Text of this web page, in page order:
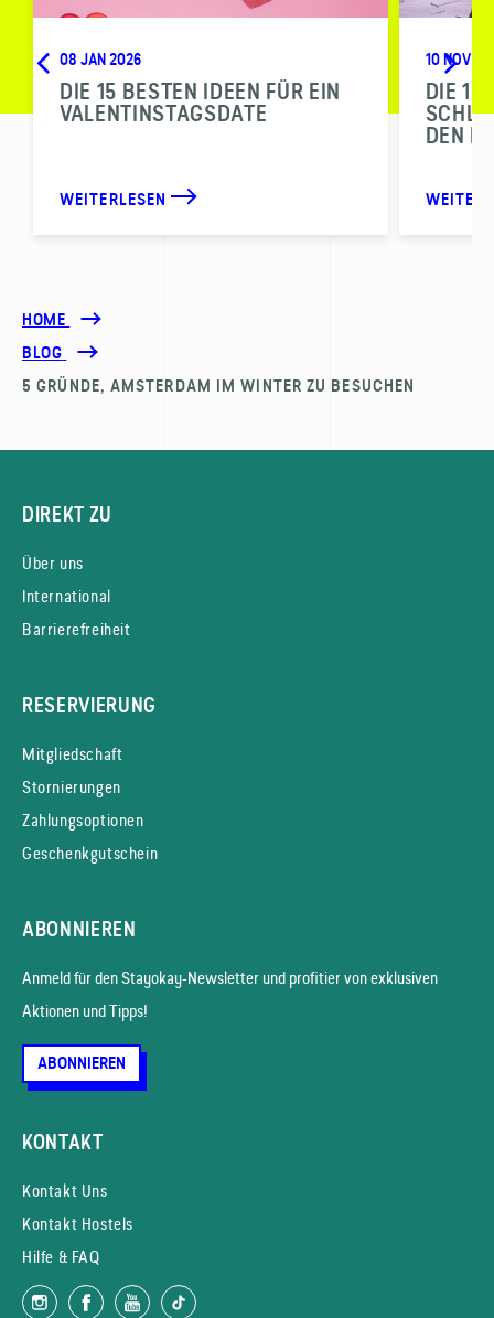
08 JAN 2026
DIE 15 BESTEN IDEEN FÜR EIN
VALENTINSTAGSDATE
WEITERLESEN
10 NOV
DIE 10
DEN
HOME
BLOG
5 GRÜNDE, AMSTERDAM IM WINTER ZU BESUCHEN
DIREKT ZU
Über uns
International
Barrierefreiheit
RESERVIERUNG
Mitgliedschaft
Stornierungen
Zahlungsoptionen
Geschenkgutschein
ABONNIEREN
Anmeld für den Stayokay-News­letter und profitier von exklusiven
Aktionen und Tipps!
ABONNIEREN
KONTAKT
Kontakt Uns
Kontakt Hostels
Hilfe & FAQ